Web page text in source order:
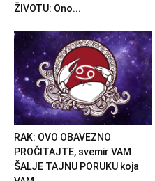
ŽIVOTU: Ono...
RAK: OVO OBAVEZNO
PROČITAJTE, svemir VAM
ŠALJE TAJNU PORUKU koja